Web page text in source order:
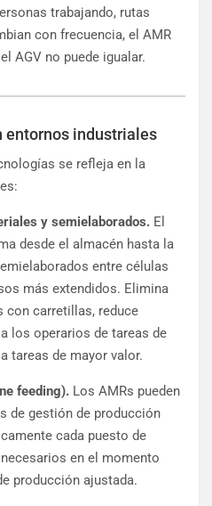
trabajando, rutas
con frecuencia, el AMR
AGV no puede igualar.
entornos industriales
se refleja en la
y semielaborados. El
desde el almacén hasta la
entre células
más extendidos. Elimina
con carretillas, reduce
los operarios de tareas de
tareas de mayor valor.
feeding). Los AMRs pueden
de gestión de producción
cada puesto de
en el momento
producción ajustada.